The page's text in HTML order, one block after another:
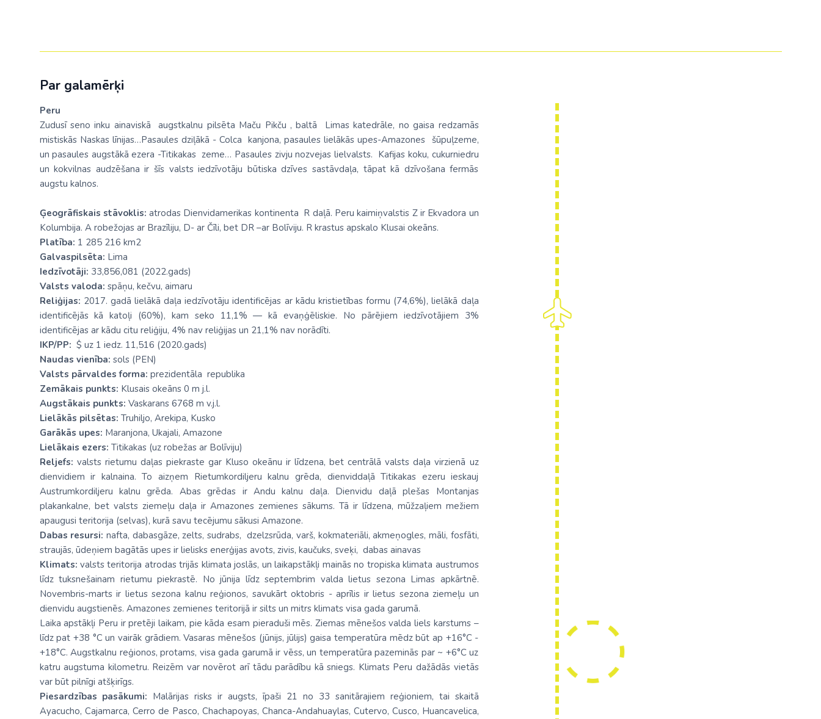
Par galamērķi
Peru
Zudusī seno inku ainaviskā augstkalnu pilsēta Maču Pikču , baltā Limas katedrāle, no gaisa redzamās
mistiskās Naskas līnijas…Pasaules dziļākā - Colca kanjona, pasaules lielākās upes-Amazones šūpuļzeme,
un pasaules augstākā ezera -Titikakas zeme… Pasaules zivju nozvejas lielvalsts. Kafijas koku, cukurniedru
un kokvilnas audzēšana ir šīs valsts iedzīvotāju būtiska dzīves sastāvdaļa, tāpat kā dzīvošana fermās
augstu kalnos.
Ģeogrāfiskais stāvoklis:atrodas Dienvidamerikas kontinenta R daļā. Peru kaimiņvalstis Z ir Ekvadora un
Kolumbija. A robežojas ar Brazīliju, D- ar Čīli, bet DR –ar Bolīviju. R krastus apskalo Klusai okeāns.
Platība: 1 285 216 km2
Galvaspilsēta: Lima
Iedzīvotāji: 33,856,081 (2022.gads)
Valsts valoda: spāņu, kečvu, aimaru
Reliģijas: 2017. gadā lielākā daļa iedzīvotāju identificējas ar kādu kristietības formu (74,6%), lielākā daļa
identificējās kā katoļi (60%), kam seko 11,1% — kā evaņģēliskie. No pārējiem iedzīvotājiem 3%
identificējas ar kādu citu reliģiju, 4% nav reliģijas un 21,1% nav norādīti.
IKP/PP: $ uz 1 iedz. 11,516 (2020.gads)
Naudas vienība: sols (PEN)
Valsts pārvaldes forma: prezidentāla republika
Zemākais punkts: Klusais okeāns 0 m j.l.
Augstākais punkts: Vaskarans 6768 m v.j.l.
Lielākās pilsētas: Truhiljo, Arekipa, Kusko
Garākās upes: Maranjona, Ukajali, Amazone
Lielākais ezers: Titikakas (uz robežas ar Bolīviju)
Reljefs: valsts rietumu daļas piekraste gar Kluso okeānu ir līdzena, bet centrālā valsts daļa virzienā uz
dienvidiem ir kalnaina. To aizņem Rietumkordiljeru kalnu grēda, dienviddaļā Titikakas ezeru ieskauj
Austrumkordiljeru kalnu grēda. Abas grēdas ir Andu kalnu daļa. Dienvidu daļā plešas Montanjas
plakankalne, bet valsts ziemeļu daļa ir Amazones zemienes sākums. Tā ir līdzena, mūžzaļiem mežiem
apaugusi teritorija (selvas), kurā savu tecējumu sākusi Amazone.
Dabas resursi: nafta, dabasgāze, zelts, sudrabs, dzelzsrūda, varš, kokmateriāli, akmeņogles, māli, fosfāti,
straujās, ūdeņiem bagātās upes ir lielisks enerģijas avots, zivis, kaučuks, sveķi, dabas ainavas
Klimats: valsts teritorija atrodas trijās klimata joslās, un laikapstākļi mainās no tropiska klimata austrumos
līdz tuksnešainam rietumu piekrastē. No jūnija līdz septembrim valda lietus sezona Limas apkārtnē.
Novembris-marts ir lietus sezona kalnu reģionos, savukārt oktobris - aprīlis ir lietus sezona ziemeļu un
dienvidu augstienēs. Amazones zemienes teritorijā ir silts un mitrs klimats visa gada garumā.
Laika apstākļi Peru ir pretēji laikam, pie kāda esam pieraduši mēs. Ziemas mēnešos valda liels karstums –
līdz pat +38 °C un vairāk grādiem. Vasaras mēnešos (jūnijs, jūlijs) gaisa temperatūra mēdz būt ap +16°C -
+18°C. Augstkalnu reģionos, protams, visa gada garumā ir vēss, un temperatūra pazeminās par ~ +6°C uz
katru augstuma kilometru. Reizēm var novērot arī tādu parādību kā sniegs. Klimats Peru dažādās vietās
var būt pilnīgi atšķirīgs.
Piesardzības pasākumi: Malārijas risks ir augsts, īpaši 21 no 33 sanitārajiem reģioniem, tai skaitā
Ayacucho, Cajamarca, Cerro de Pasco, Chachapoyas, Chanca-Andahuaylas, Cutervo, Cusco, Huancavelica,